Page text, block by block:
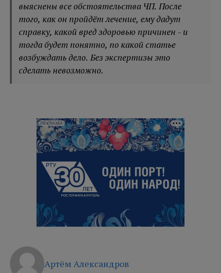
выяснены все обстоятельства ЧП. После
того, как он пройдёт лечение, ему дадут
справку, какой вред здоровью причинен - и
тогда будет понятно, по какой статье
возбуждать дело. Без экспертизы это
сделать невозможно.
РЕКЛАМА
Артём Александров